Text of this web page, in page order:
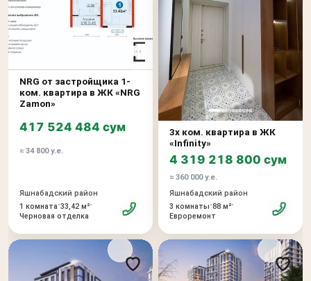
NRG от застройщика 1-
ком. квартира в ЖК «NRG
Zamon»
417 524 484 сум
≈ 34 800 у.е.
Яшнабадский район
1 комната•33,42 м²•
Черновая отделка
3х ком. квартира в ЖК
«Infinity»
4 319 218 800 сум
≈ 360 000 у.е.
Яшнабадский район
3 комнаты•88 м²•
Евроремонт